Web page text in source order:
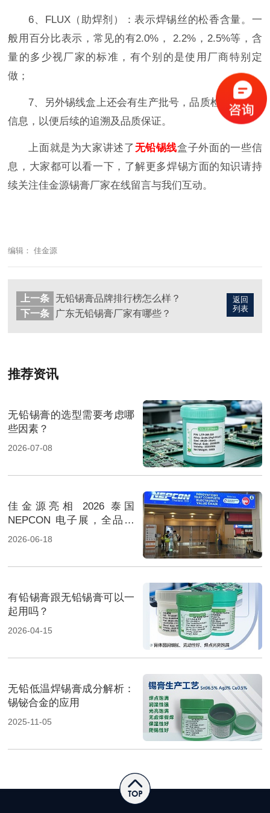
6、FLUX（助焊剂）：表示焊锡丝的松香含量。一
般用百分比表示，常见的有2.0%， 2.2%，2.5%等，含
量的多少视厂家的标准，有个别的是使用厂商特别定
做；
7、另外锡线盒上还会有生产批号，品质检验人员等
信息，以便后续的追溯及品质保证。
上面就是为大家讲述了无铅锡线盒子外面的一些信
息，大家都可以看一下，了解更多焊锡方面的知识请持
续关注佳金源锡膏厂家在线留言与我们互动。
编辑： 佳金源
返回
列表
上一条
无铅锡膏品牌排行榜怎么样？
下一条
广东无铅锡膏厂家有哪些？
推荐资讯
无铅锡膏的选型需要考虑哪
些因素？
2026-07-08
佳金源亮相 2026 泰国
NEPCON 电子展，全品类
焊料重磅展出，高性能锡膏
2026-06-18
有铅锡膏跟无铅锡膏可以一
起用吗？
2026-04-15
无铅低温焊锡膏成分解析：
锡铋合金的应用
2025-11-05